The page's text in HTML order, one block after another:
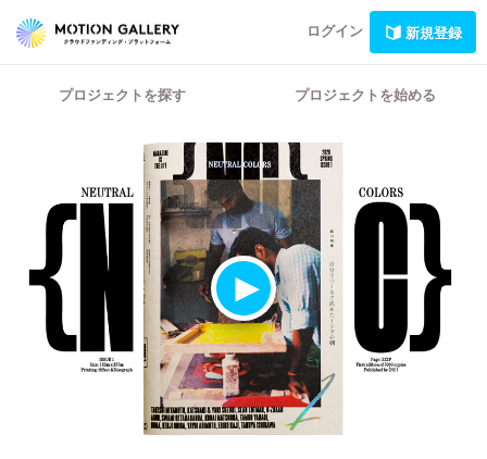
ログイン 新規登録
プロジェクトを探す プロジェクトを始める